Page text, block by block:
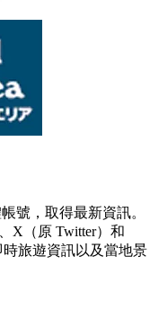
號，取得最新資訊。
X（原 Twitter）和
時旅遊資訊以及當地景